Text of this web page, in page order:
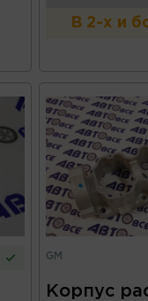
В 2-х и
GM
Корпус